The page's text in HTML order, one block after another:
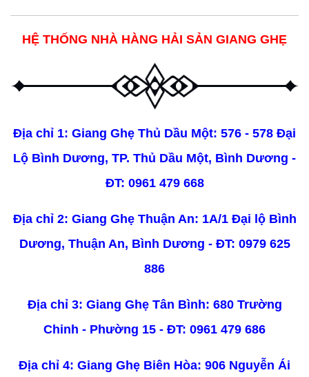
HỆ THỐNG NHÀ HÀNG HẢI SẢN GIANG GHẸ
Địa chỉ 1: Giang Ghẹ Thủ Dầu Một: 576 - 578 Đại
Lộ Bình Dương, TP. Thủ Dầu Một, Bình Dương -
ĐT: 0961 479 668
Địa chỉ 2: Giang Ghẹ Thuận An: 1A/1 Đại lộ Bình
Dương, Thuận An, Bình Dương - ĐT: 0979 625
886
Địa chỉ 3: Giang Ghẹ Tân Bình: 680 Trường
Chinh - Phường 15 - ĐT: 0961 479 686
Địa chỉ 4: Giang Ghẹ Biên Hòa: 906 Nguyễn Ái